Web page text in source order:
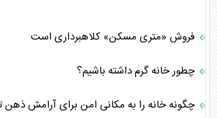
فروش «متری مسکن» کلاهبرداری است
چطور خانه گرم داشته باشیم؟
چگونه خانه را به مکانی امن برای آرامش ذهن